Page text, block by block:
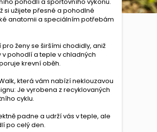
si užijete přesné a pohodlné
anatomii a speciálním potřebám
ženy se širšími chodidly, aniž
v pohodlí a teple v chladných
krevní oběh.
která vám nabízí neklouzavou
Je vyrobena z recyklovaných
cyklu.
padne a udrží vás v teple, ale
po celý den.